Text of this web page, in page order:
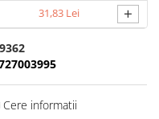
31,83 Lei +
Cere informatii